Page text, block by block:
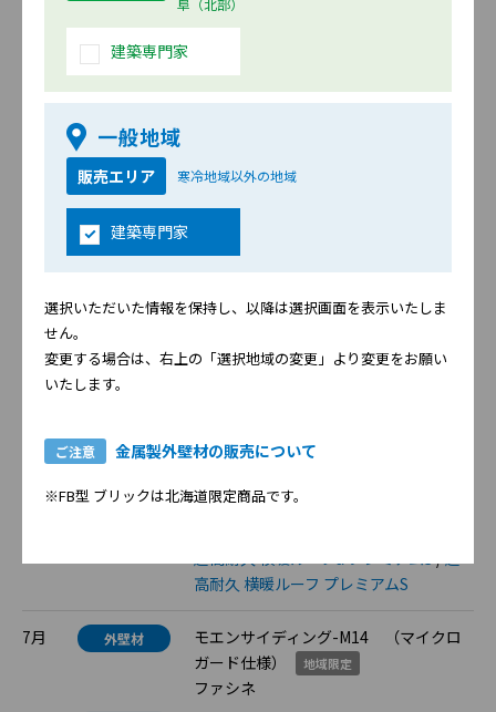
阜（北部）
建築専門家
一般地域
販売エリア 寒冷地域以外の地域
建築専門家
選択いただいた情報を保持し、以降は選択画面を表示いたしま
せん。
変更する場合は、右上の「選択地域の変更」より変更をお願い
いたします。
ご注意 金属製外壁材の販売について
※FB型 ブリックは北海道限定商品です。
モナビストーンV
キアンカV
1月 外壁材
モエンサイディング-M14 （マイクロ
外壁材
モエンエクセラード16 Fu-ge （マイ
2016年
10月
超高耐久 横暖ルーフα S/超高耐久 横暖
8月 外壁材
モエンサイディングS18 （マイクロ
リキッドシェイプ
超高耐久 横暖ルーフα プレミアムS/超
高耐久 横暖ルーフ プレミアムS
7月 外壁材
モエンサイディング-M14 （マイクロ
ガード仕様）
地域限定
ファシネ